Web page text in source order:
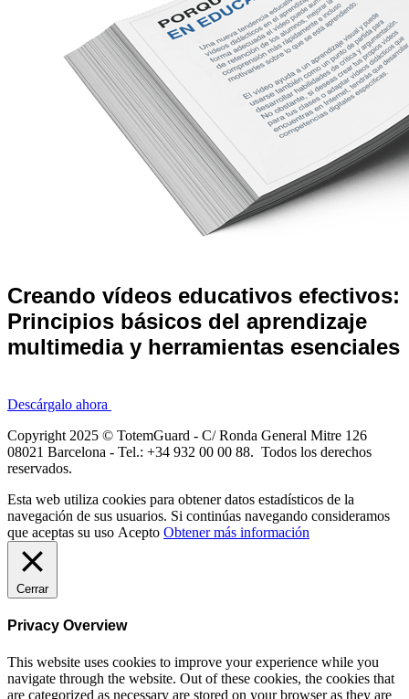
Creando vídeos educativos efectivos:
Principios básicos del aprendizaje
multimedia y herramientas esenciales
Descárgalo ahora
Copyright 2025 © TotemGuard - C/ Ronda General Mitre 126
08021 Barcelona - Tel.: +34 932 00 00 88. Todos los derechos
reservados.
Esta web utiliza cookies para obtener datos estadísticos de la
navegación de sus usuarios. Si continúas navegando consideramos
que aceptas su uso Acepto Obtener más información
Cerrar
Privacy Overview
This website uses cookies to improve your experience while you
navigate through the website. Out of these cookies, the cookies that
are categorized as necessary are stored on your browser as they are